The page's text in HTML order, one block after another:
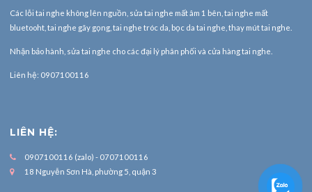
Các lỗi tai nghe không lên nguồn, sửa tai nghe mất âm 1 bên, tai nghe mất
bluetooht, tai nghe gãy gọng, tai nghe tróc da, bọc da tai nghe, thay mút tai nghe.
Nhận bảo hành, sửa tai nghe cho các đại lý phân phối và cửa hàng tai nghe.
Liên hệ: 0907100116
LIÊN HỆ:
0907100116 (zalo) - 0707100116
18 Nguyễn Sơn Hà, phường 5, quận 3